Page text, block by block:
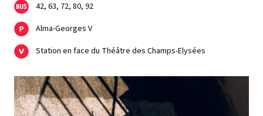
42, 63, 72, 80, 92
Alma-Georges V
Station en face du Théâtre des Champs-Elysées